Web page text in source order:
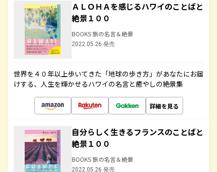
ＡＬＯＨＡを感じるハワイのことばと
絶景１００
BOOKS 旅の名言＆絶景
2022.05.26 発売
世界を４０年以上歩いてきた「地球の歩き方」があなたにお届
けする、人生を輝かせるハワイの名言と癒やしの絶景集
詳細を見る
自分らしく生きるフランスのことばと
絶景１００
BOOKS 旅の名言＆絶景
2022.05.26 発売